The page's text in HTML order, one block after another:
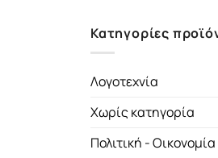
Κατηγορίες
Λογοτεχνία
Χωρίς κατηγορία
Πολιτική - Οικονομία